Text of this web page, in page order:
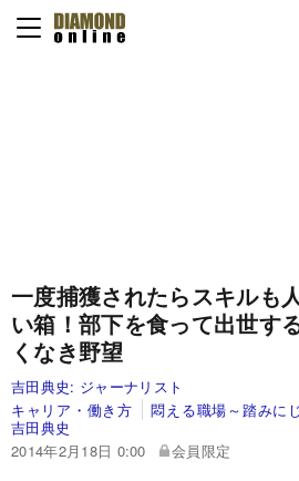
一度捕獲されたらスキルも
い箱！ 部下を食って出世す
くなき野望
吉田典史: ジャーナリスト
キャリア・働き方
悶える職場～踏みに
吉田典史
2014年2月18日 0:00
会員限定